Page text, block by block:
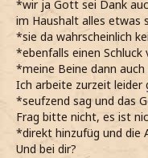
*wir ja Gott sei Dank
im Haushalt alles etwas
*sie da wahrscheinlich
*ebenfalls einen
*meine Beine dann
Ich arbeite zurzeit leider
*seufzend sag und das
Frag bitte nicht, es ist
*direkt hinzufüg und die
Und bei dir?